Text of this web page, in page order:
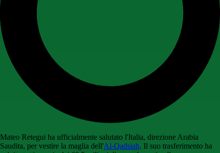
Mateo Retegui ha ufficialmente salutato l'Italia, direzione Arabia
Saudita, per vestire la maglia dell'Al-Qadsiah. Il suo trasferimento ha